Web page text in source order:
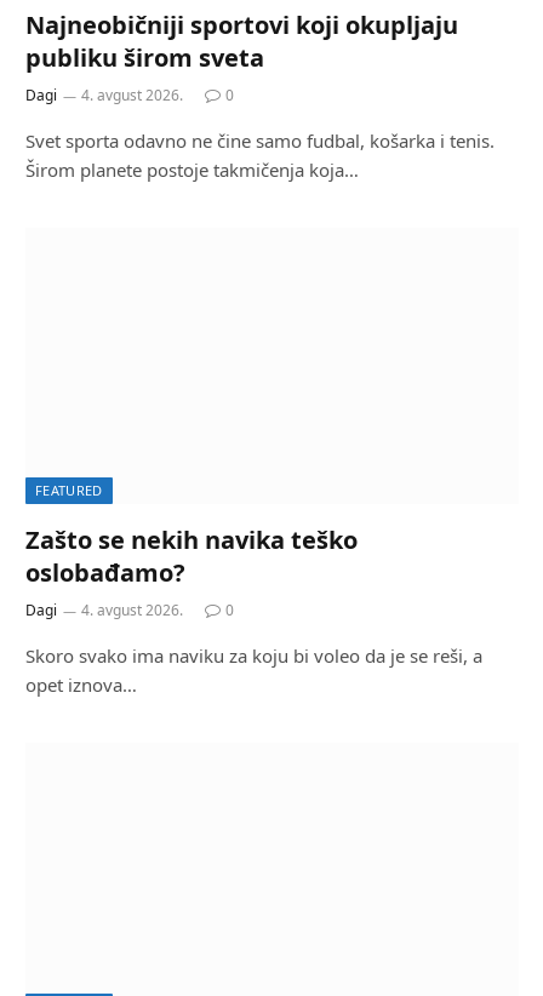
Najneobičniji sportovi koji okupljaju
publiku širom sveta
Dagi 4. avgust 2026. 0
Svet sporta odavno ne čine samo fudbal, košarka i tenis.
Širom planete postoje takmičenja koja…
FEATURED
Zašto se nekih navika teško
oslobađamo?
Dagi 4. avgust 2026. 0
Skoro svako ima naviku za koju bi voleo da je se reši, a
opet iznova…